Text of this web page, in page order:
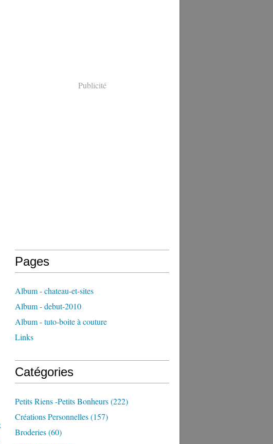
Publicité
Pages
Album - chateau-et-sites
Album - debut-2010
Album - tuto-boite à couture
Links
Catégories
Petits Riens -petits Bonheurs(222)
Créations Personnelles(157)
Broderies(60)